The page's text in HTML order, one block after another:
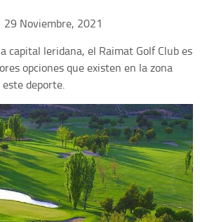
29 Noviembre, 2021
capital leridana, el Raimat Golf Club es
opciones que existen en la zona
deporte.